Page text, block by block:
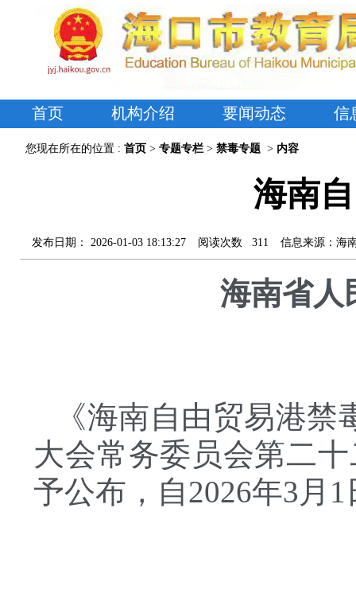
首页 机构介绍 要闻动态 信
您现在所在的位置 : 首页 > 专题专栏 > 禁毒专题 > 内容
海南
发布日期： 2026-01-03 18:13:27 阅读次数 311 信息来源： 海
海南省人
《海南自由贸易港
大会常务委员会第二
予公布，自2026年3月